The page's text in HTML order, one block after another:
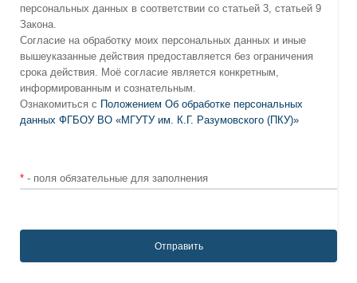
персональных данных в соответствии со статьей 3, статьей 9
Закона.
Согласие на обработку моих персональных данных и иные
вышеуказанные действия предоставляется без ограничения
срока действия. Моё согласие является конкретным,
информированным и сознательным.
Ознакомиться с Положением Об обработке персональных
данных ФГБОУ ВО «МГУТУ им. К.Г. Разумовского (ПКУ)»
* - поля обязательные для заполнения